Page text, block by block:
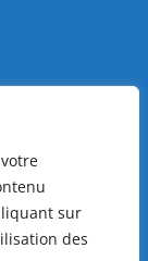
sur
des